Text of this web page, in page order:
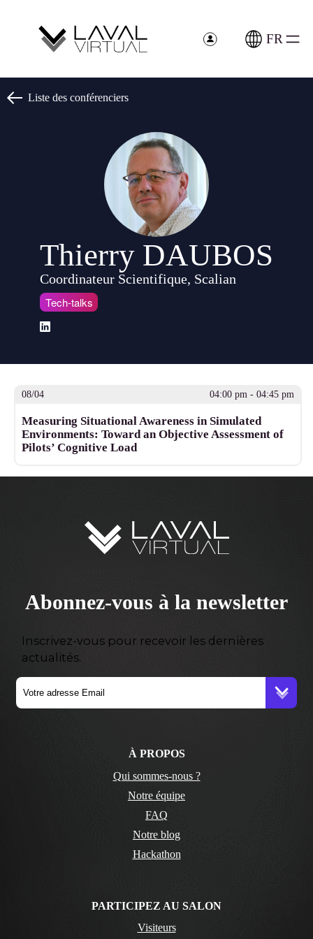
FR
Liste des conférenciers
Thierry DAUBOS
Coordinateur Scientifique, Scalian
Tech-talks
08/04 04:00 pm - 04:45 pm
Measuring Situational Awareness in Simulated
Environments: Toward an Objective Assessment of
Pilots’ Cognitive Load
Abonnez-vous à la newsletter
Inscrivez-vous pour recevoir les dernières
actualités.
À PROPOS
Qui sommes-nous ?
Notre équipe
FAQ
Notre blog
Hackathon
PARTICIPEZ AU SALON
Visiteurs